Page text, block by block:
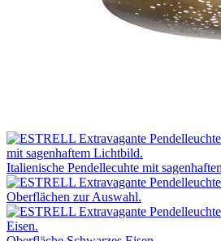
Italienische Pendellecuhte mit
Oberflächen zur Auswahl.